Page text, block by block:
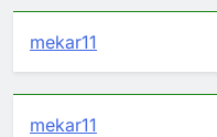
mekar11
mekar11